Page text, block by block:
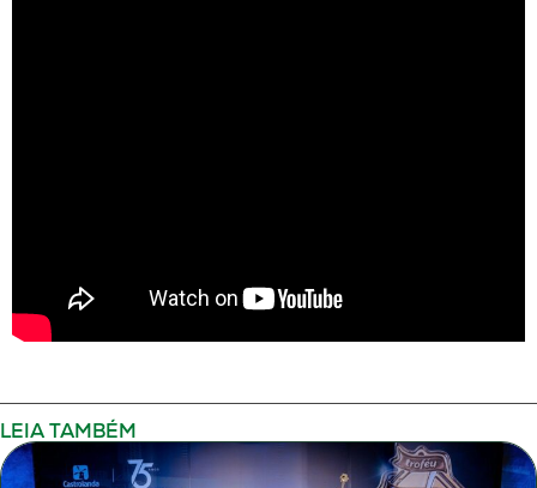
LEIA TAMBÉM